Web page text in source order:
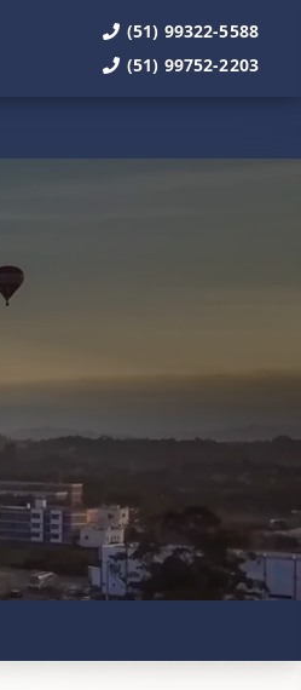
(51) 99322-5588
(51) 99752-2203